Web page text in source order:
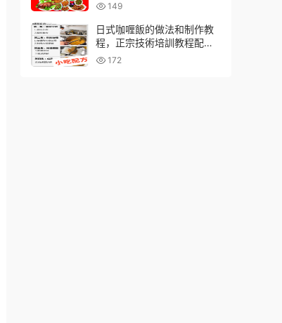
149
日式咖喱飯的做法和制作教
程，正宗技術培訓教程配方
教學視頻
172